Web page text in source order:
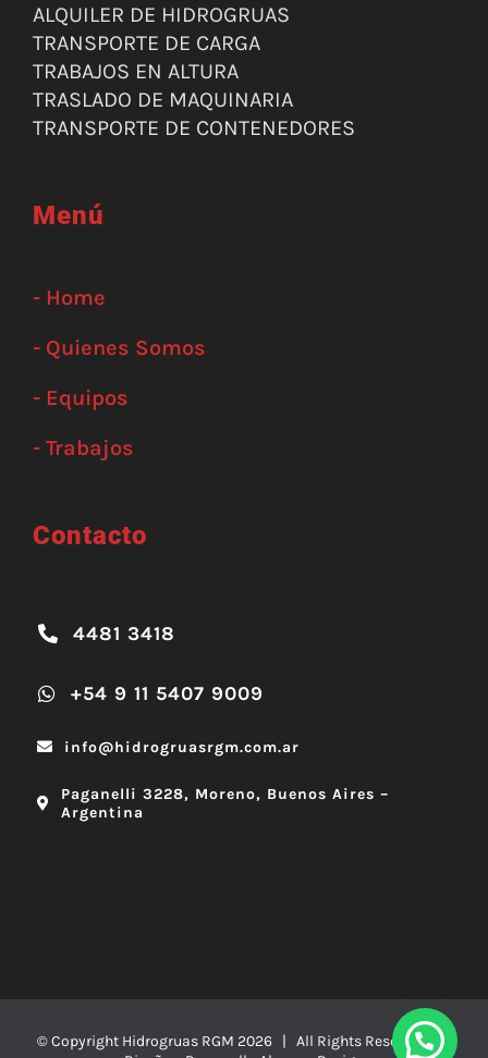
ALQUILER DE HIDROGRUAS
TRANSPORTE DE CARGA
TRABAJOS EN ALTURA
TRASLADO DE MAQUINARIA
TRANSPORTE DE CONTENEDORES
Menú
- Home
- Quienes Somos
- Equipos
- Trabajos
Contacto
4481 3418
+54 9 11 5407 9009
info@hidrogruasrgm.com.ar
Paganelli 3228, Moreno, Buenos Aires –
Argentina
© Copyright Hidrogruas RGM 2026 | All Rights Reserved |